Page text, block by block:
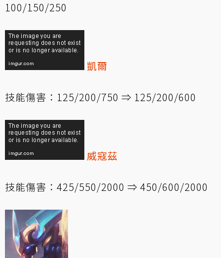
100/150/250
凱爾
技能傷害：125/200/750 ⇒ 125/200/600
威寇茲
技能傷害：425/550/2000 ⇒ 450/600/2000